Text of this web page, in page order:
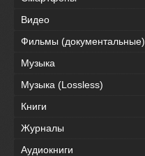
Видео
Фильмы (документальные)
Музыка
Музыка (Lossless)
Книги
Журналы
Аудиокниги